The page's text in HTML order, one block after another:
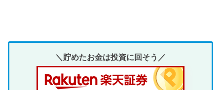
＼貯めたお金は投資に回そう／